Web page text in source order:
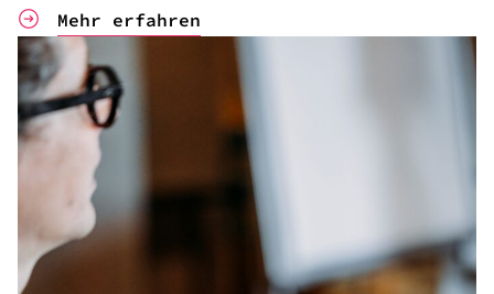
Mehr erfahren